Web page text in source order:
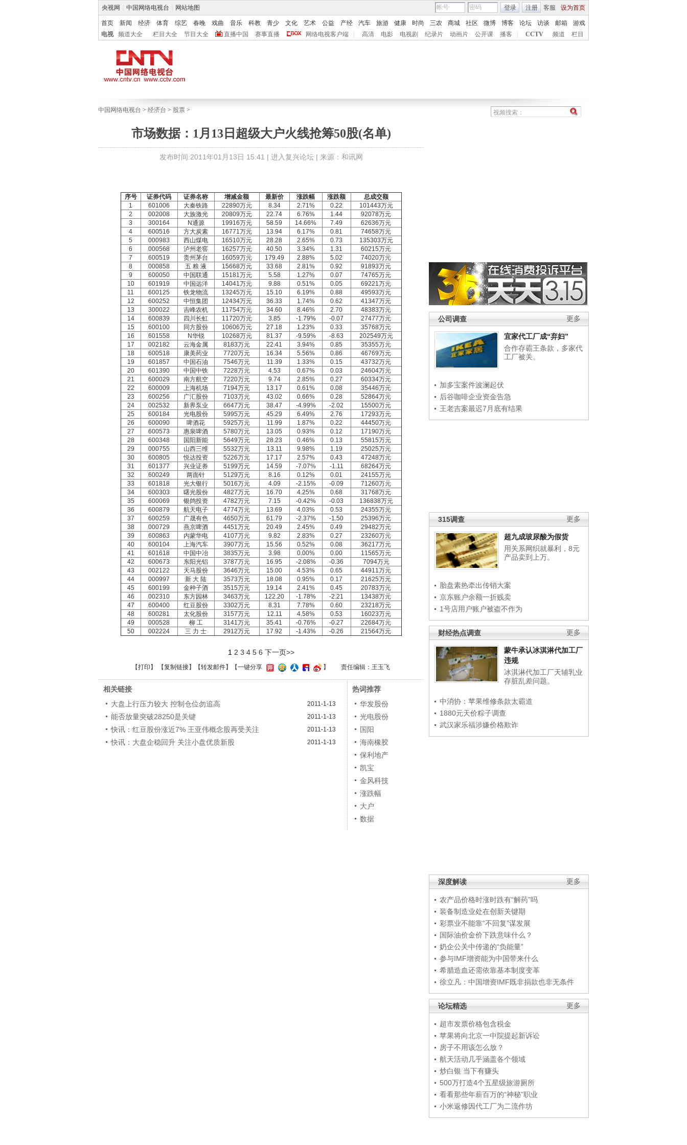
央视网 中国网络电视台 网站地图 客服 设为首页
登录 注册
首页 新闻 经济 体育 综艺 春晚 戏曲 音乐 科教 青少 文化 艺术 公益 产经 汽车 旅游 健康 时尚 三农 商城 社区 微博 博客 论坛 访谈 邮箱
游戏
电视
频道大全 栏目大全 节目大全 直播中国 赛事直播 网络电视客户端 高清 电影 电视剧 纪录片 动画片 公开课 播客 CCTV 频道 栏目
中国网络电视台 > 经济台 > 股票 >
市场数据：1月13日超级大户火线抢筹50股(名单)
发布时间:2011年01月13日 15:41 | 进入复兴论坛| 来源：和讯网
更多
公司调查
宜家代工厂成“弃妇”
合作存霸王条款，多家代
工厂被关。
加多宝案件波澜起伏
后谷咖啡企业资金告急
王老吉案最迟7月底有结果
更多
315调查
超九成玻尿酸为假货
用关系网织就暴利，8元
产品卖到上万。
胎盘素热牵出传销大案
京东账户余额一折贱卖
1号店用户账户被盗不作为
更多
财经热点调查
蒙牛承认冰淇淋代加工厂
违规
冰淇淋代加工厂天辅乳业
存脏乱差问题。
中消协：苹果维修条款太霸道
1880元天价粽子调查
武汉家乐福涉嫌价格欺诈
更多
深度解读
农产品价格时涨时跌有“解药”吗
装备制造业处在创新关键期
彩票业不能靠“不回复”谋发展
国际油价金价下跌意味什么？
奶企公关中传递的“负能量”
参与IMF增资能为中国带来什么
希腊造血还需依靠基本制度变革
徐立凡：中国增资IMF既非捐款也非无条件
更多
论坛精选
超市发票价格包含税金
苹果将向北京一中院提起新诉讼
房子不用该怎么放？
航天活动几乎涵盖各个领域
炒白银 当下有赚头
500万打造4个五星级旅游厕所
看看那些年薪百万的“神秘”职业
小米返修因代工厂为二流作坊
序号 证券代码 证券名称 增减金额 最新价 涨跌幅 涨跌额
总成交额
1
601006 大秦铁路 22890万元 8.34 2.71% 0.22
101443万元
2
002008 大族激光 20809万元 22.74 6.76% 1.44
92078万元
3
300164 N通源 19916万元 58.59 14.66% 7.49
62636万元
4
600516 方大炭素 16771万元 13.94 6.17% 0.81
74658万元
5
000983 西山煤电 16510万元 28.28 2.65% 0.73
135303万元
6
000568 泸州老窖 16257万元 40.50 3.34% 1.31
60215万元
7
600519 贵州茅台 16059万元 179.49 2.88% 5.02
74020万元
8
000858 五 粮 液 15668万元 33.68 2.81% 0.92
91893万元
9
600050 中国联通 15181万元 5.58 1.27% 0.07
74765万元
10
601919 中国远洋 14041万元 9.88 0.51% 0.05
69221万元
11
600125 铁龙物流 13245万元 15.10 6.19% 0.88
49593万元
12
600252 中恒集团 12434万元 36.33 1.74% 0.62
41347万元
13
300022 吉峰农机 11754万元 34.60 8.46% 2.70
48383万元
14
600839 四川长虹 11720万元 3.85 -1.79% -0.07
27477万元
15
600100 同方股份 10606万元 27.18 1.23% 0.33
35768万元
16
601558 N华锐 10268万元 81.37 -9.59% -8.63
202549万元
17
002182 云海金属 8183万元 22.41 3.94% 0.85
35355万元
18
600518 康美药业 7720万元 16.34 5.56% 0.86
46769万元
19
601857 中国石油 7546万元 11.39 1.33% 0.15
43732万元
20
601390 中国中铁 7228万元 4.53 0.67% 0.03
24604万元
21
600029 南方航空 7220万元 9.74 2.85% 0.27
60334万元
22
600009 上海机场 7194万元 13.17 0.61% 0.08
35446万元
23
600256 广汇股份 7103万元 43.02 0.66% 0.28
52864万元
24
002532 新界泵业 6647万元 38.47 -4.99% -2.02
15500万元
25
600184 光电股份 5995万元 45.29 6.49% 2.76
17293万元
26
600090 啤酒花 5925万元 11.99 1.87% 0.22
44450万元
27
600573 惠泉啤酒 5780万元 13.05 0.93% 0.12
17190万元
28
600348 国阳新能 5649万元 28.23 0.46% 0.13
55815万元
29
000755 山西三维 5532万元 13.11 9.98% 1.19
25025万元
30
600805 悦达投资 5226万元 17.17 2.57% 0.43
47248万元
31
601377 兴业证券 5199万元 14.59 -7.07% -1.11
68264万元
32
600249 两面针 5129万元 8.16 0.12% 0.01
24155万元
33
601818 光大银行 5016万元 4.09 -2.15% -0.09
71260万元
34
600303 曙光股份 4827万元 16.70 4.25% 0.68
31768万元
35
600069 银鸽投资 4782万元 7.15 -0.42% -0.03
136838万元
36
600879 航天电子 4774万元 13.69 4.03% 0.53
24355万元
37
600259 广晟有色 4650万元 61.79 -2.37% -1.50
25396万元
38
000729 燕京啤酒 4451万元 20.49 2.45% 0.49
29482万元
39
600863 内蒙华电 4107万元 9.82 2.83% 0.27
23260万元
40
600104 上海汽车 3907万元 15.56 0.52% 0.08
36217万元
41
601618 中国中冶 3835万元 3.98 0.00% 0.00
11565万元
42
600673 东阳光铝 3787万元 16.95 -2.08% -0.36
7094万元
43
002122 天马股份 3646万元 15.00 4.53% 0.65
44911万元
44
000997 新 大 陆 3573万元 18.08 0.95% 0.17
21625万元
45
600199 金种子酒 3515万元 19.14 2.41% 0.45
20783万元
46
002310 东方园林 3463万元 122.20 -1.78% -2.21
13438万元
47
600400 红豆股份 3302万元 8.31 7.78% 0.60
23218万元
48
600281 太化股份 3157万元 12.11 4.58% 0.53
16023万元
49
000528 柳 工 3141万元 35.41 -0.76% -0.27
22684万元
50
002224 三 力 士 2912万元 17.92 -1.43% -0.26 21564万元
1 2 3 4 5 6 下一页>>
【打印 】 【复制链接】【转发邮件】 【一键分享 】 责任编辑：王玉飞
相关链接
大盘上行压力较大 控制仓位勿追高
2011-1-13
能否放量突破28250是关键 2011-1-13
快讯：红豆股份涨近7% 王亚伟概念股再受关注 2011-1-13
快讯：大盘企稳回升 关注小盘优质新股 2011-1-13
热词推荐
华发股份
光电股份
国阳
海南橡胶
保利地产
凯宝
金风科技
涨跌幅
大户
数据